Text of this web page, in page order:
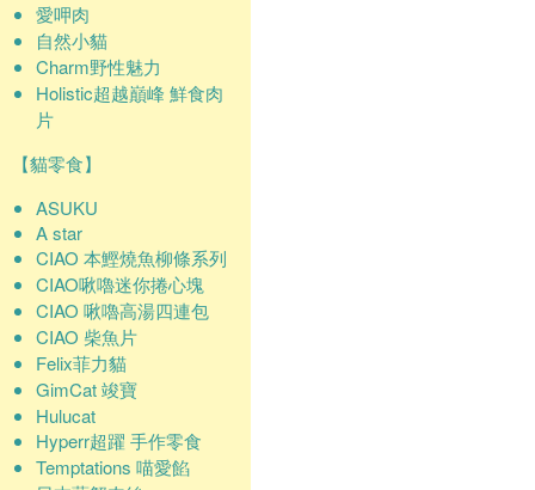
愛呷肉
自然小貓
Charm野性魅力
Holistic超越巔峰 鮮食肉
片
【貓零食】
ASUKU
A star
CIAO 本鰹燒魚柳條系列
CIAO啾嚕迷你捲心塊
CIAO 啾嚕高湯四連包
CIAO 柴魚片
Felix菲力貓
GimCat 竣寶
Hulucat
Hyperr超躍 手作零食
Temptations 喵愛餡